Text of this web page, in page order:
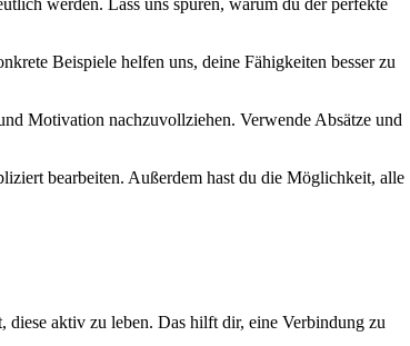
werden. Lass uns spüren, warum du der perfekte
Beispiele helfen uns, deine Fähigkeiten besser zu
Motivation nachzuvollziehen. Verwende Absätze und
bearbeiten. Außerdem hast du die Möglichkeit, alle
aktiv zu leben. Das hilft dir, eine Verbindung zu